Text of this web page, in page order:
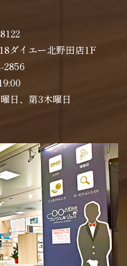
ダイエー北野田店1F
2856
日、第3木曜日